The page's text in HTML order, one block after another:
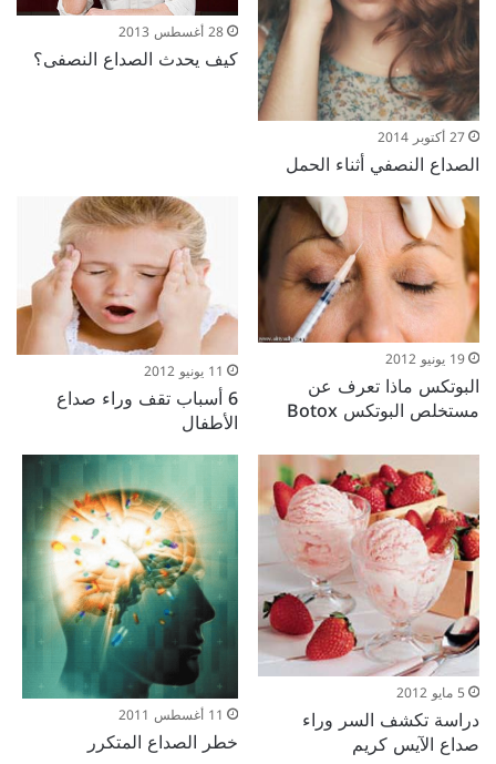
27 أكتوبر 2014
الصداع النصفي أثناء الحمل
28 أغسطس 2013
كيف يحدث الصداع النصفى؟
19 يونيو 2012
البوتكس ماذا تعرف عن
مستخلص البوتكس Botox
11 يونيو 2012
6 أسباب تقف وراء صداع
الأطفال
5 مايو 2012
دراسة تكشف السر وراء
صداع الآيس كريم
11 أغسطس 2011
خطر الصداع المتكرر